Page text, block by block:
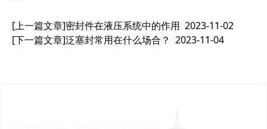
[上一篇文章]密封件在液压系统中的作用 2023-11-02
[下一篇文章]泛塞封常用在什么场合？ 2023-11-04